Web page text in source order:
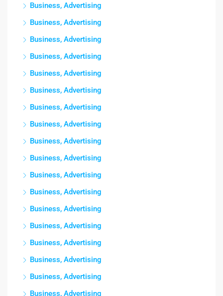
Business, Advertising
Business, Advertising
Business, Advertising
Business, Advertising
Business, Advertising
Business, Advertising
Business, Advertising
Business, Advertising
Business, Advertising
Business, Advertising
Business, Advertising
Business, Advertising
Business, Advertising
Business, Advertising
Business, Advertising
Business, Advertising
Business, Advertising
Business, Advertising